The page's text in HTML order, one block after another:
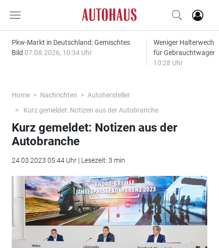
Pkw-Markt in Deutschland: Gemischtes
Bild 07.08.2026, 10:34 Uhr
Weniger
für
10:28 Uhr
Home Nachrichten
Autohersteller
Kurz gemeldet: Notizen aus der Autobranche
Kurz gemeldet: Notizen aus der
Autobranche
24.03.2023 05:44 Uhr | Lesezeit: 3 min